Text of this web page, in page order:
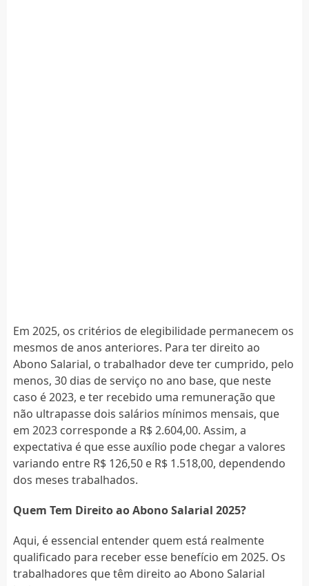
Em 2025, os critérios de elegibilidade permanecem os
mesmos de anos anteriores. Para ter direito ao
Abono Salarial, o trabalhador deve ter cumprido, pelo
menos, 30 dias de serviço no ano base, que neste
caso é 2023, e ter recebido uma remuneração que
não ultrapasse dois salários mínimos mensais, que
em 2023 corresponde a R$ 2.604,00. Assim, a
expectativa é que esse auxílio pode chegar a valores
variando entre R$ 126,50 e R$ 1.518,00, dependendo
dos meses trabalhados.
Quem Tem Direito ao Abono Salarial 2025?
Aqui, é essencial entender quem está realmente
qualificado para receber esse benefício em 2025. Os
trabalhadores que têm direito ao Abono Salarial